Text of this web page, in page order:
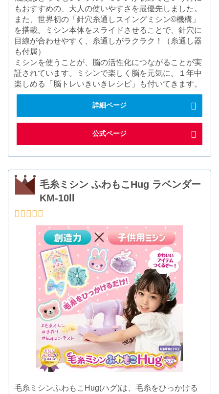
もおすすめの、大人の使いやすさを最優先しました。
また、世界初の「針穴糸通しスイングミシン©機構」
を搭載。ミシン本体をスライドさせることで、針穴に
目線が合わせやすく、糸通しがラクラク！（糸通し器
も付属）
ミシンを使うことが、脳の活性化につながることが実
証されています。ミシンで楽しく脳を元気に。１年中
楽しめる「脳トレいきいきレシピ」も付いてきます。
詳細ページ
公式ページ
毛糸ミシン ふわもこHug ラベンダー
KM-10ll
毛糸ミシンふわもこHug(ハグ)は、毛糸をひっかける